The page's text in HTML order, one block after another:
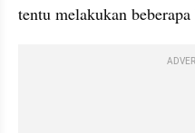
tentu melakukan